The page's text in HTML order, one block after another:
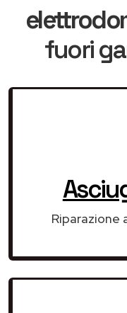
fuori
Riparazione